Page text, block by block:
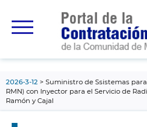
principal
2026-3-12
Suministro de Ssistemas
RMN) con Inyector para el Servicio de
Ramón y Cajal